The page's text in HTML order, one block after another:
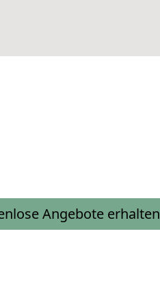
Angebote erhalten